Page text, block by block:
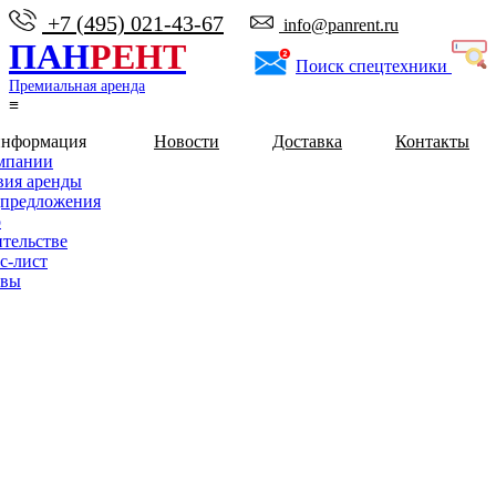
+7 (495) 021-43-67 info@panrent.ru
Поиск спецтехники
ПАНРЕНТ
Премиальная аренда
≡
аренды
лист
Новости Доставка Контакты